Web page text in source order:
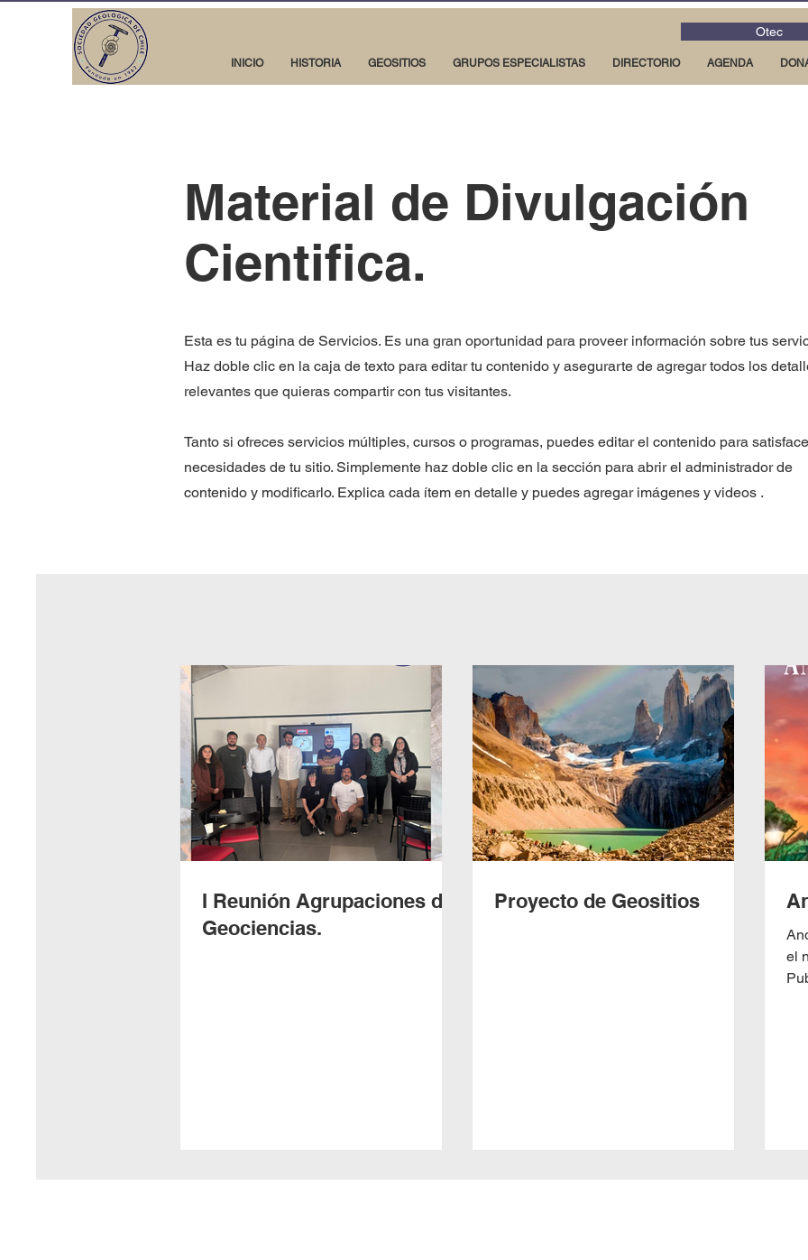
Otec
INICIO HISTORIA GEOSITIOS GRUPOS ESPECIALISTAS DIRECTORIO AGENDA
Material de Divulgación
Cientifica.
Esta es tu página de Servicios. Es una gran oportunidad para proveer información sobre tus
Haz doble clic en la caja de texto para editar tu contenido y asegurarte de agregar todos los
relevantes que quieras compartir con tus visitantes.
Tanto si ofreces servicios múltiples, cursos o programas, puedes editar el contenido para
necesidades de tu sitio. Simplemente haz doble clic en la sección para abrir el administrador de
contenido y modificarlo. Explica cada ítem en detalle y puedes agregar imágenes y videos .
I Reunión Agrupaciones de
Geociencias.
Proyecto de Geositios
el